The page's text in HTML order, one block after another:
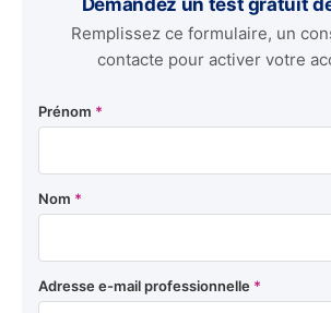
Remplissez ce formulaire, un
contacte pour activer votre
Prénom *
Nom *
Adresse e-mail professionnelle *